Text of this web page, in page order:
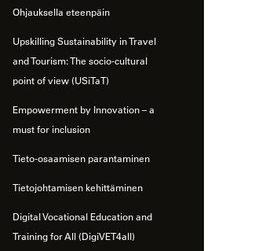
Ohjauksella eteenpäin
Upskilling Sustainability in Travel
and Tourism: The socio-cultural
point of view (USiTaT)
Empowerment by Innovation – a
must for inclusion
Tieto-osaamisen parantaminen
Tietojohtamisen kehittäminen
Digital Vocational Education and
Training for All (DigiVET4all)